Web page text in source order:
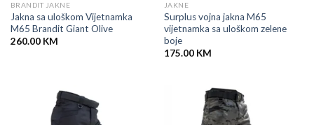
BRANDIT JAKNE
Jakna sa uloškom Vijetnamka
M65 Brandit Giant Olive
260.00 KM
JAKNE
Surplus vojna jakna M65
vijetnamka sa uloškom zelene
boje
175.00 KM